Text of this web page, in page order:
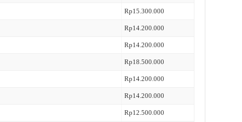
Rp15.300.000
Rp14.200.000
Rp14.200.000
Rp18.500.000
Rp14.200.000
Rp14.200.000
Rp12.500.000